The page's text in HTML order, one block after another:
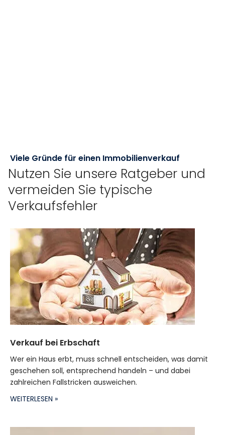
Viele Gründe für einen Immobilienverkauf
Nutzen Sie unsere Ratgeber und
vermeiden Sie typische
Verkaufsfehler
Verkauf bei Erbschaft
Wer ein Haus erbt, muss schnell entscheiden, was damit
geschehen soll, entsprechend handeln – und dabei
zahlreichen Fallstricken ausweichen.
WEITERLESEN »